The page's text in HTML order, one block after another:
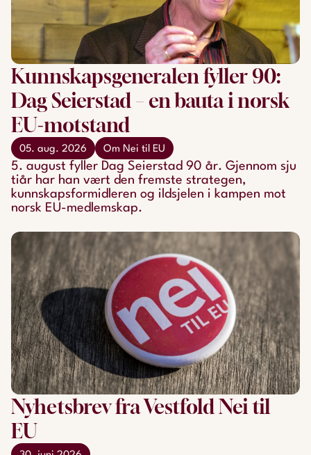
Kunnskapsgeneralen fyller 90:
Dag Seierstad – en bauta i norsk
EU-motstand
05. aug. 2026 Om Nei til EU
5. august fyller Dag Seierstad 90 år. Gjennom sju
tiår har han vært den fremste strategen,
kunnskapsformidleren og ildsjelen i kampen mot
norsk EU-medlemskap.
Nyhetsbrev fra Vestfold Nei til
EU